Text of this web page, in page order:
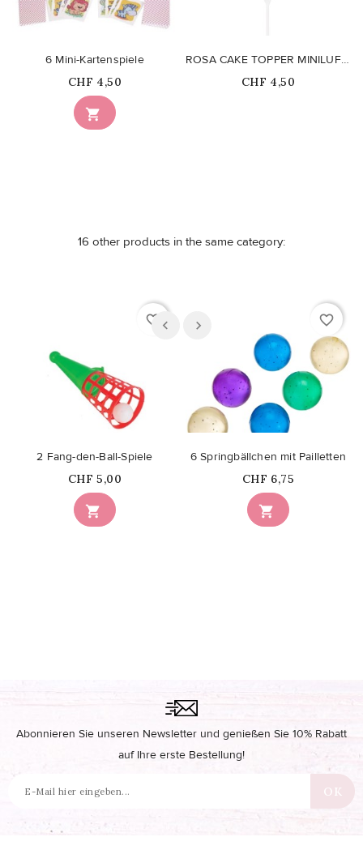

6 Mini-Kartenspiele
Price
CHF 4,50
ROSA CAKE TOPPER MINILUFTBALLON ZIFFER 1
Price
CHF 4,50
16 other products in the same category:
favorite_border

2 Fang-den-Ball-Spiele
Price
CHF 5,00
favorite_border

6 Springbällchen mit Pailletten
Price
CHF 6,75
Abonnieren Sie unseren Newsletter und genießen Sie 10% Rabatt
auf Ihre erste Bestellung!